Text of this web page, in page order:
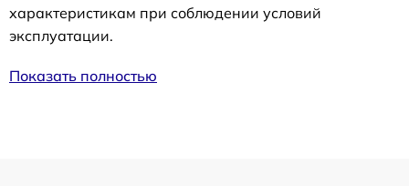
характеристикам при соблюдении условий
эксплуатации.
Показать полностью